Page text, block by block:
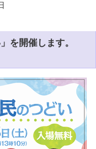
を開催します。